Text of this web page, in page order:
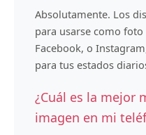
Absolutamente. Los
para usarse como
Facebook, o
para tus estados
¿Cuál es la mejor
imagen en mi